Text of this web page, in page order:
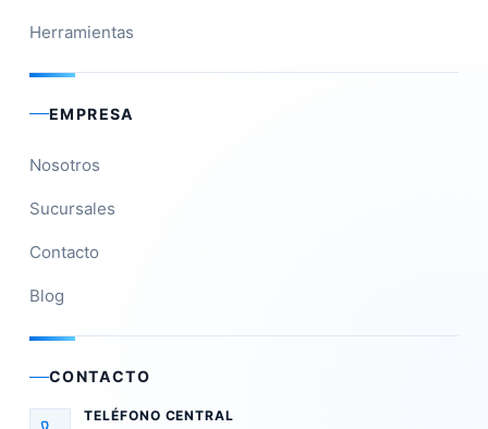
Herramientas
EMPRESA
Nosotros
Sucursales
Contacto
Blog
CONTACTO
TELÉFONO CENTRAL